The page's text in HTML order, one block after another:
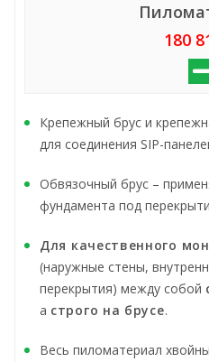
180
Крепежный брус и
для соединения SIP-
Обвязочный брус –
фундамента под
Для качественного
(наружные стены,
перекрытия) между собой
а строго на брусе.
Весь пиломатериал